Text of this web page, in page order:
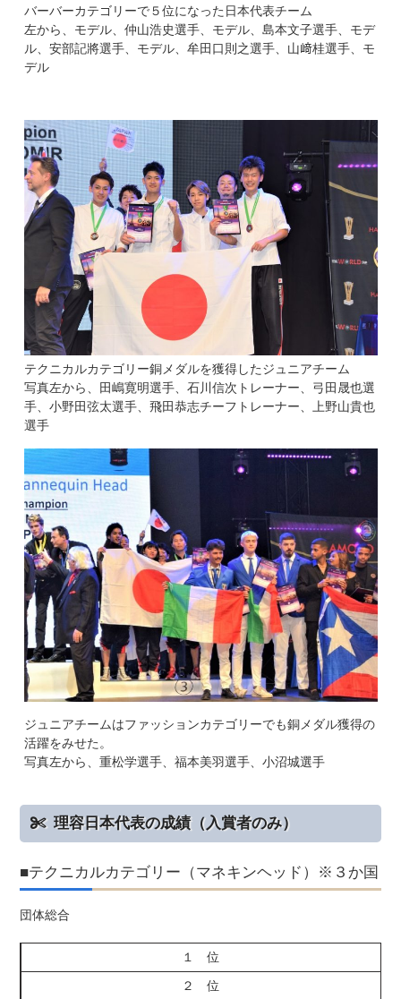
バーバーカテゴリーで５位になった日本代表チーム
左から、モデル、仲山浩史選手、モデル、島本文子選手、モデ
ル、安部記將選手、モデル、牟田口則之選手、山﨑桂選手、モ
デル
テクニカルカテゴリー銅メダルを獲得したジュニアチーム
写真左から、田嶋寛明選手、石川信次トレーナー、弓田晟也選
手、小野田弦太選手、飛田恭志チーフトレーナー、上野山貴也
選手
ジュニアチームはファッションカテゴリーでも銅メダル獲得の
活躍をみせた。
写真左から、重松学選手、福本美羽選手、小沼城選手
理容日本代表の成績（入賞者のみ）
■テクニカルカテゴリー（マネキンヘッド）※３か国
団体総合
１ 位
２ 位